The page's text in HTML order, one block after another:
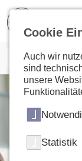
Cookie
Auch wir
sind
unsere
Statistik